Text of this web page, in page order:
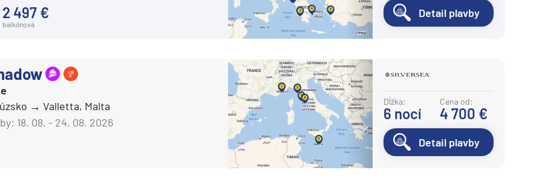
Celebrity Constellation
2 497 €
balkónová
Detail plavby
Valletta, Malta
18. 08. - 24. 08. 2026
Dĺžka:
6 nocí
Cena od:
4 700 €
Detail plavby